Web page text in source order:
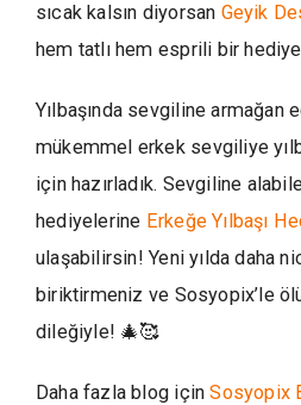
sıcak kalsın diyorsan Geyik
hem tatlı hem esprili bir
Yılbaşında sevgiline armağan
mükemmel erkek sevgiliye
için hazırladık. Sevgiline
hediyelerine Erkeğe Yılbaşı
ulaşabilirsin! Yeni yılda daha
biriktirmeniz ve Sosyopix’le
dileğiyle! 🎄🥰
Daha fazla blog içinSosyopix